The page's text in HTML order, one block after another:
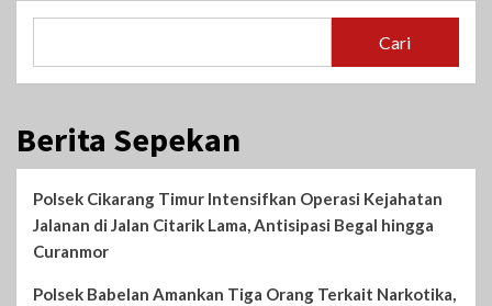
Cari
Berita Sepekan
Polsek Cikarang Timur Intensifkan Operasi Kejahatan
Jalanan di Jalan Citarik Lama, Antisipasi Begal hingga
Curanmor
Polsek Babelan Amankan Tiga Orang Terkait Narkotika,